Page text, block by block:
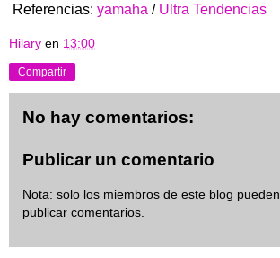
Referencias: yamaha / Ultra Tendencias
Hilary en 13:00
Compartir
No hay comentarios:
Publicar un comentario
Nota: solo los miembros de este blog pueden
publicar comentarios.